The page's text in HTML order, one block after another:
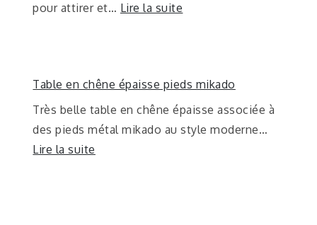
pour attirer et… Lire la suite
Table en chêne épaisse pieds mikado
Très belle table en chêne épaisse associée à
des pieds métal mikado au style moderne…
Lire la suite